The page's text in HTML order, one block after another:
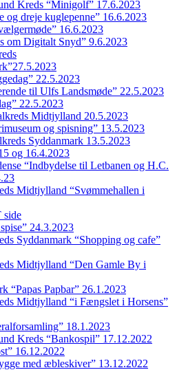
Kreds “Minigolf” 17.6.2023
og dreje kuglepenne” 16.6.2023
16.6.2023
om Digitalt Snyd” 9.6.2023
22.5.2023
til Ulfs Landsmøde” 22.5.2023
22.5.2023
Midtjylland 20.5.2023
og spisning” 13.5.2023
Syddanmark 13.5.2023
og 16.4.2023
“Indbydelse til Letbanen og H.C.
Midtjylland “Svømmehallen i
side
24.3.2023
Syddanmark “Shopping og cafe”
Midtjylland “Den Gamle By i
“Papas Papbar” 26.1.2023
Midtjylland “i Fængslet i Horsens”
18.1.2023
Kreds “Bankospil” 17.12.2022
16.12.2022
med æbleskiver” 13.12.2022